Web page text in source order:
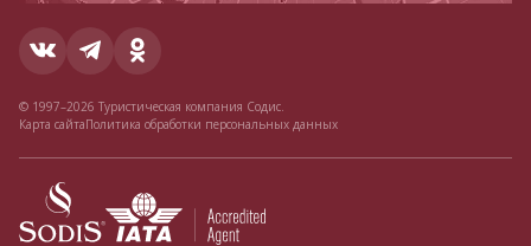
© 1997–2026 Туристическая компания Содис.
Карта сайтаПолитика обработки персональных данных